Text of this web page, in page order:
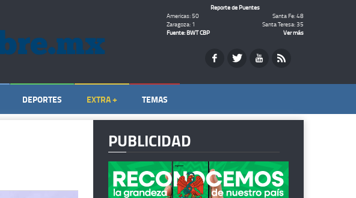
Reporte de Puentes
Americas: 50
Santa Fe: 48
Zaragoza: 1
Santa Teresa: 35
Fuente: BWT CBP
Ver más
DEPORTES EXTRA + TEMAS
PUBLICIDAD